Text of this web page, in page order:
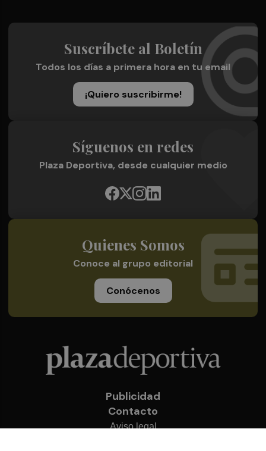
Suscríbete al Boletín
Todos los días a primera hora en tu email
¡Quiero suscribirme!
Síguenos en redes
Plaza Deportiva, desde cualquier medio
Quienes Somos
Conoce al grupo editorial
Conócenos
Publicidad
Contacto
Aviso legal